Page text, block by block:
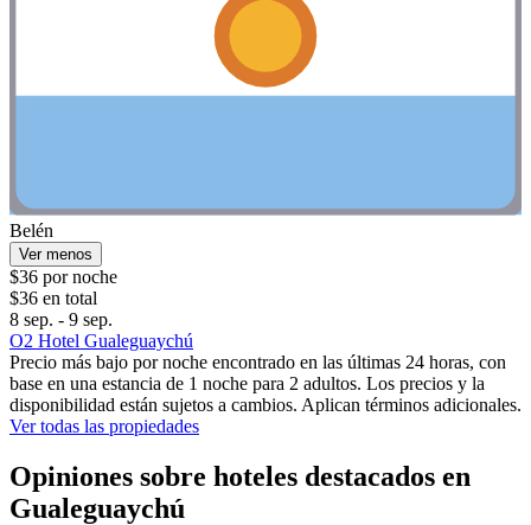
Belén
Ver menos
$36 por noche
$36 en total
8 sep. - 9 sep.
O2 Hotel Gualeguaychú
Precio más bajo por noche encontrado en las últimas 24 horas, con
base en una estancia de 1 noche para 2 adultos. Los precios y la
disponibilidad están sujetos a cambios. Aplican términos adicionales.
Ver todas las propiedades
Opiniones sobre hoteles destacados en
Gualeguaychú